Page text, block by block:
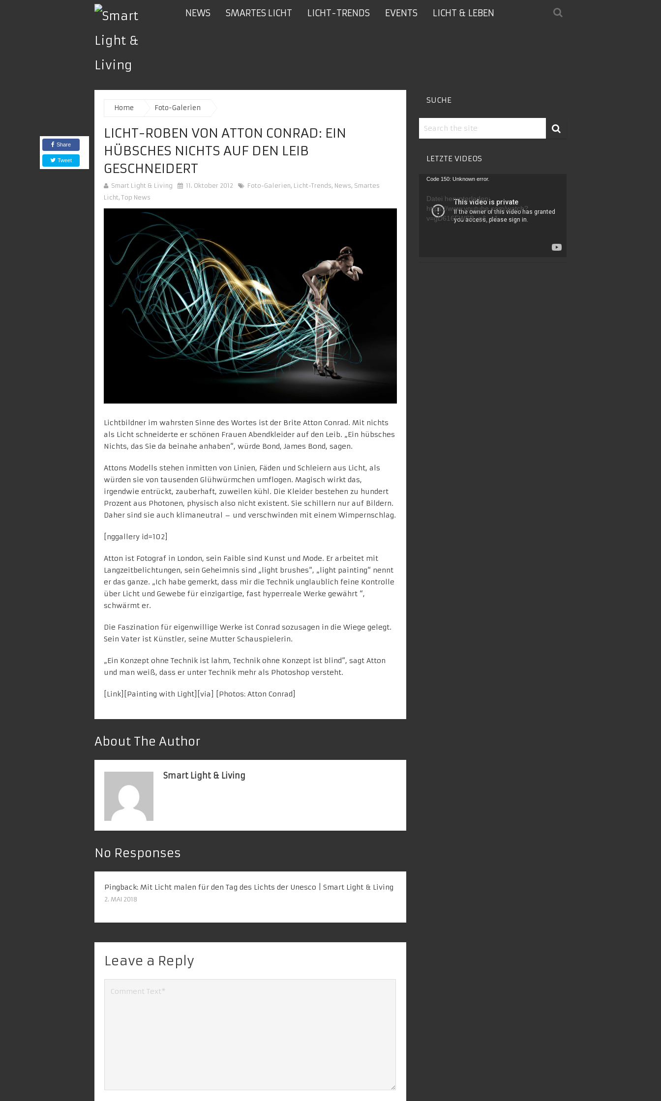
NEWS SMARTES LICHT LICHT-TRENDS EVENTS LICHT & LEBEN
Home Foto-Galerien
LICHT-ROBEN VON ATTON CONRAD: EIN
HÜBSCHES NICHTS AUF DEN LEIB
GESCHNEIDERT
Smart Light & Living 11. Oktober 2012 Foto-Galerien, Licht-Trends, News, Smartes
Licht,Top News
Share
Tweet
Lichtbildner im wahrsten Sinne des Wortes ist der Brite Atton Conrad. Mit nichts
als Licht schneiderte er schönen Frauen Abendkleider auf den Leib. „Ein hübsches
Nichts, das Sie da beinahe anhaben“, würde Bond, James Bond, sagen.
Attons Modells stehen inmitten von Linien, Fäden und Schleiern aus Licht, als
würden sie von tausenden Glühwürmchen umflogen. Magisch wirkt das,
irgendwie entrückt, zauberhaft, zuweilen kühl. Die Kleider bestehen zu hundert
Prozent aus Photonen, physisch also nicht existent. Sie schillern nur auf Bildern.
Daher sind sie auch klimaneutral – und verschwinden mit einem Wimpernschlag.
[nggallery id=102]
Atton ist Fotograf in London, sein Faible sind Kunst und Mode. Er arbeitet mit
Langzeitbelichtungen, sein Geheimnis sind „light brushes“, „light painting“ nennt
er das ganze. „Ich habe gemerkt, dass mir die Technik unglaublich feine Kontrolle
über Licht und Gewebe für einzigartige, fast hyperreale Werke gewährt “,
schwärmt er.
Die Faszination für eigenwillige Werke ist Conrad sozusagen in die Wiege gelegt.
Sein Vater ist Künstler, seine Mutter Schauspielerin.
„Ein Konzept ohne Technik ist lahm, Technik ohne Konzept ist blind“, sagt Atton
und man weiß, dass er unter Technik mehr als Photoshop versteht.
Link Painting with Light via ] [Photos: Atton Conrad]
About The Author
Smart Light & Living
No Responses
Pingback: Mit Licht malen für den Tag des Lichts der Unesco | Smart Light & Living
2. MAI 2018
Leave a Reply
SUCHE
LETZTE VIDEOS
Video-
Code 150: Unknown error.
Datei herunterladen:
https://www.youtube.com/watch?
v=gD616FWSB_g&_=1